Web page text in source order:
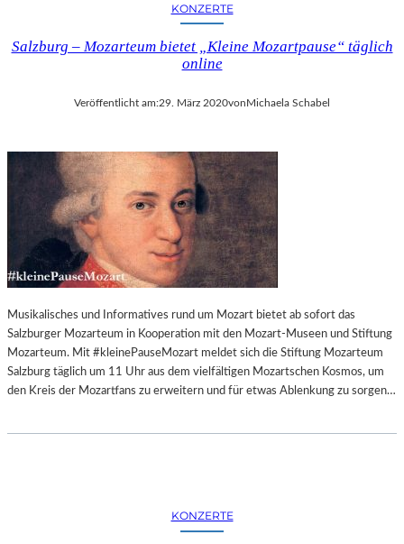
KONZERTE
Salzburg – Mozarteum bietet „Kleine Mozartpause“ täglich
online
Veröffentlicht am:29. März 2020vonMichaela Schabel
Musikalisches und Informatives rund um Mozart bietet ab sofort das
Salzburger Mozarteum in Kooperation mit den Mozart-Museen und Stiftung
Mozarteum. Mit #kleinePauseMozart meldet sich die Stiftung Mozarteum
Salzburg täglich um 11 Uhr aus dem vielfältigen Mozartschen Kosmos, um
den Kreis der Mozartfans zu erweitern und für etwas Ablenkung zu sorgen…
KONZERTE